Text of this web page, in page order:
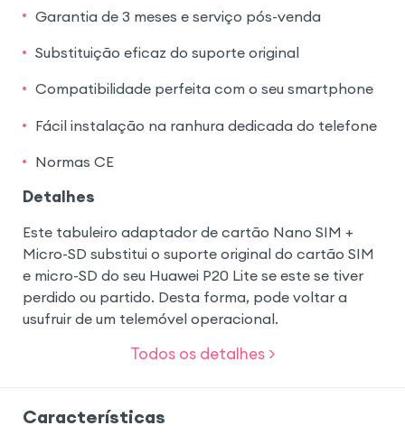
Garantia de 3 meses e serviço pós-venda
Substituição eficaz do suporte original
Compatibilidade perfeita com o seu smartphone
Fácil instalação na ranhura dedicada do telefone
Normas CE
Detalhes
Este tabuleiro adaptador de cartão Nano SIM +
Micro-SD substitui o suporte original do cartão SIM
e micro-SD do seu Huawei P20 Lite se este se tiver
perdido ou partido. Desta forma, pode voltar a
usufruir de um telemóvel operacional.
Todos os detalhes >
Características